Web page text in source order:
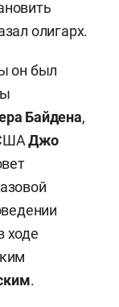
олигарх.
он был
Байдена,
Джо
ходе
.